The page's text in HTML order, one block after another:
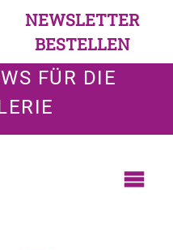
NEWSLETTER
BESTELLEN
FÜR DIE